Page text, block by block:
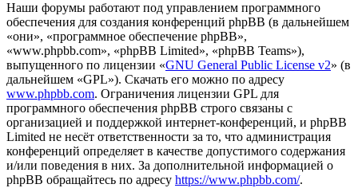
Наши форумы работают под управлением программного
обеспечения для создания конференций phpBB (в дальнейшем
«они», «программное обеспечение phpBB»,
«www.phpbb.com», «phpBB Limited», «phpBB Teams»),
выпущенного по лицензии «GNU General Public License v2» (в
дальнейшем «GPL»). Скачать его можно по адресу
www.phpbb.com. Ограничения лицензии GPL для
программного обеспечения phpBB строго связаны с
организацией и поддержкой интернет-конференций, и phpBB
Limited не несёт ответственности за то, что администрация
конференций определяет в качестве допустимого содержания
и/или поведения в них. За дополнительной информацией о
phpBB обращайтесь по адресу https://www.phpbb.com/.